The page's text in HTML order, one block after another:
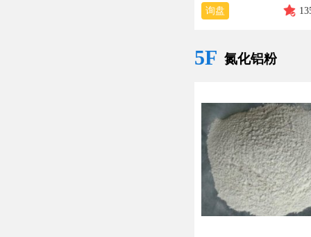
询盘
5F 氮化铝粉